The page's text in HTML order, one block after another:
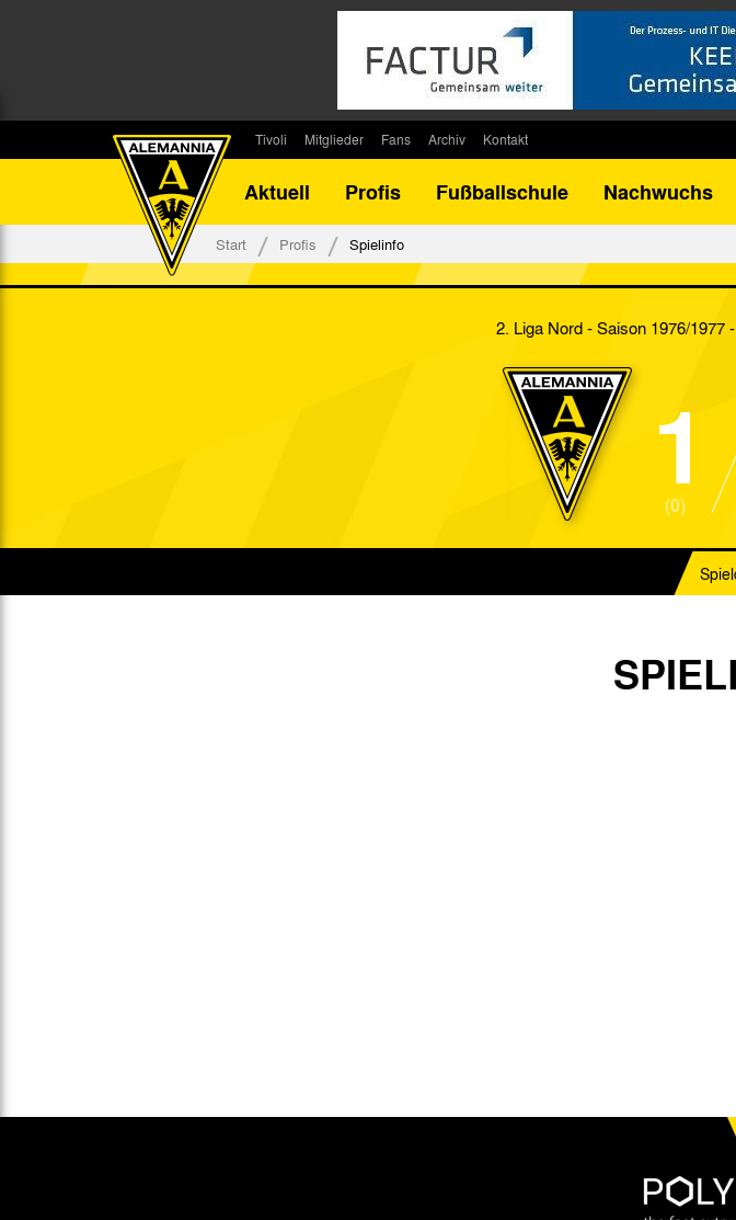
Tivoli
Stadionsprecher
Mitglieder
Kontakt
Fans
Fanbeirat
Fan-Klubs
Archiv
Ahnentafel
Kontakt
Aktuell
Profis Fußballschule Nachwuchs
Start Profis Spielinfo
2. Liga Nord - Saison 1976/1977
1
(0)